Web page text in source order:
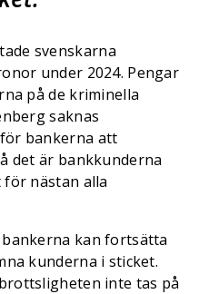
svenskarna
under 2024. Pengar
på de kriminella
saknas
bankerna att
det är bankkunderna
nästan alla
kan fortsätta
kunderna i sticket.
inte tas på